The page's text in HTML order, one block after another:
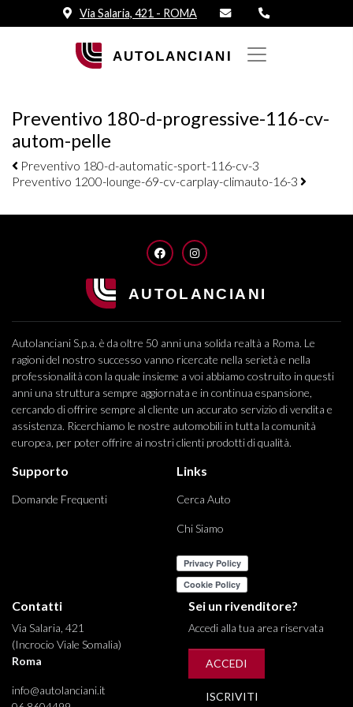
Via Salaria, 421 - ROMA
Preventivo 180-d-progressive-116-cv-
autom-pelle
Navigazione elementi
Preventivo 180-d-automatic-sport-116-cv-3
Preventivo 1200-lounge-69-cv-carplay-climauto-16-3
FACEBOOKINSTAGRAM
Autolanciani S.p.a. è da oltre 50 anni una solida realtà a Roma. Le
ragioni del nostro successo vanno ricercate nella serietà e nella
professionalità con la quale insieme a voi abbiamo costruito in questi
anni una struttura sempre aggiornata e in continua espansione,
cercando di offrire sempre al cliente un accurato servizio di vendita e
assistenza. Ricerchiamo le nostre automobili in tutta la comunità
europea, per poter offrire ai nostri clienti prodotti di qualità.
Supporto
Domande Frequenti
Links
Cerca Auto
Chi Siamo
Contatti
Via Salaria, 421
(Incrocio Viale Somalia)
Roma
info@autolanciani.it
Sei un rivenditore?
Accedi alla tua area riservata
ACCEDI
ISCRIVITI